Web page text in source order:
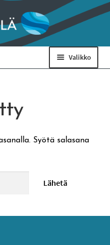
Valikko
Syötä salasana